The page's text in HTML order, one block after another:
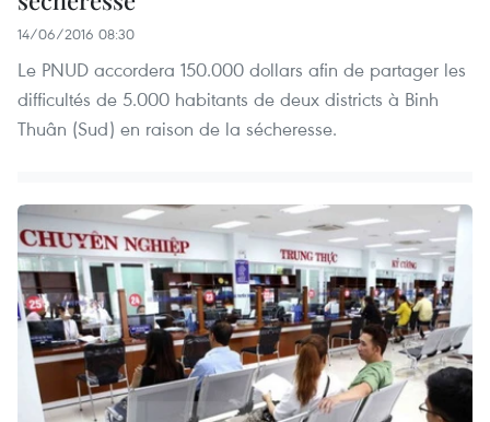
14/06/2016 08:30
Le PNUD accordera 150.000 dollars afin de partager les
difficultés de 5.000 habitants de deux districts à Binh
Thuân (Sud) en raison de la sécheresse.